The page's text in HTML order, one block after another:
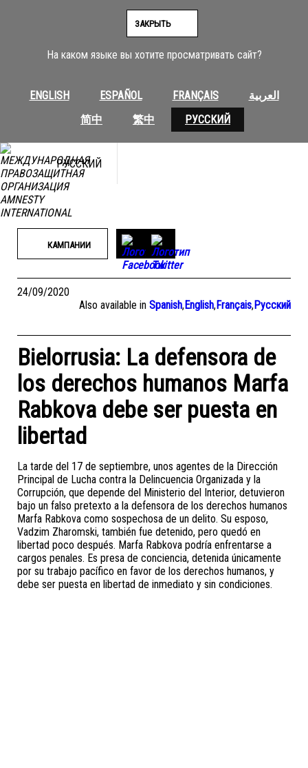
На каком языке вы хотите просматривать сайт?
ENGLISH ESPAÑOL FRANÇAIS
العربية
简中
繁中 РУССКИЙ
ЗАКРЫТЬ
РУССКИЙ
КАМПАНИИ
24/09/2020
Also available in Spanish,English,Français,Русский
Bielorrusia: La defensora de
los derechos humanos Marfa
Rabkova debe ser puesta en
libertad
La tarde del 17 de septiembre, unos agentes de la Dirección
Principal de Lucha contra la Delincuencia Organizada y la
Corrupción, que depende del Ministerio del Interior, detuvieron
bajo un falso pretexto a la defensora de los derechos humanos
Marfa Rabkova como sospechosa de un delito. Su esposo,
Vadzim Zharomski, también fue detenido, pero quedó en
libertad poco después. Marfa Rabkova podría enfrentarse a
cargos penales. Es presa de conciencia, detenida únicamente
por su trabajo pacífico en favor de los derechos humanos, y
debe ser puesta en libertad de inmediato y sin condiciones.